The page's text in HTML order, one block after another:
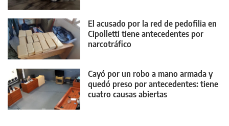
El acusado por la red de pedofilia en
Cipolletti tiene antecedentes por
narcotráfico
Cayó por un robo a mano armada y
quedó preso por antecedentes: tiene
cuatro causas abiertas